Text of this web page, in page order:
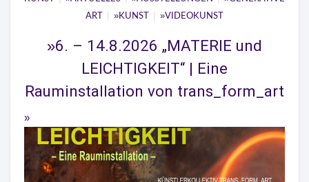
ART
| KUNST | VIDEOKUNST
6. – 14.8.2026 „MATERIE und
LEICHTIGKEIT“ | Eine
Rauminstallation von trans_form_art